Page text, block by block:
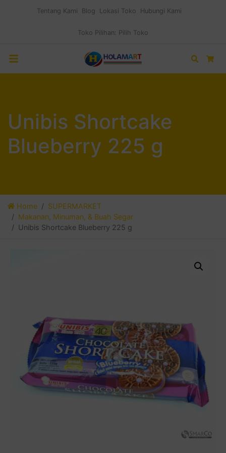
Tentang Kami Blog Lokasi Toko Hubungi Kami
Toko Pilihan: Pilih Toko
Search
Unibis Shortcake
Blueberry 225 g
Home
SUPERMARKET
Makanan, Minuman, & Buah Segar
Unibis Shortcake Blueberry 225 g